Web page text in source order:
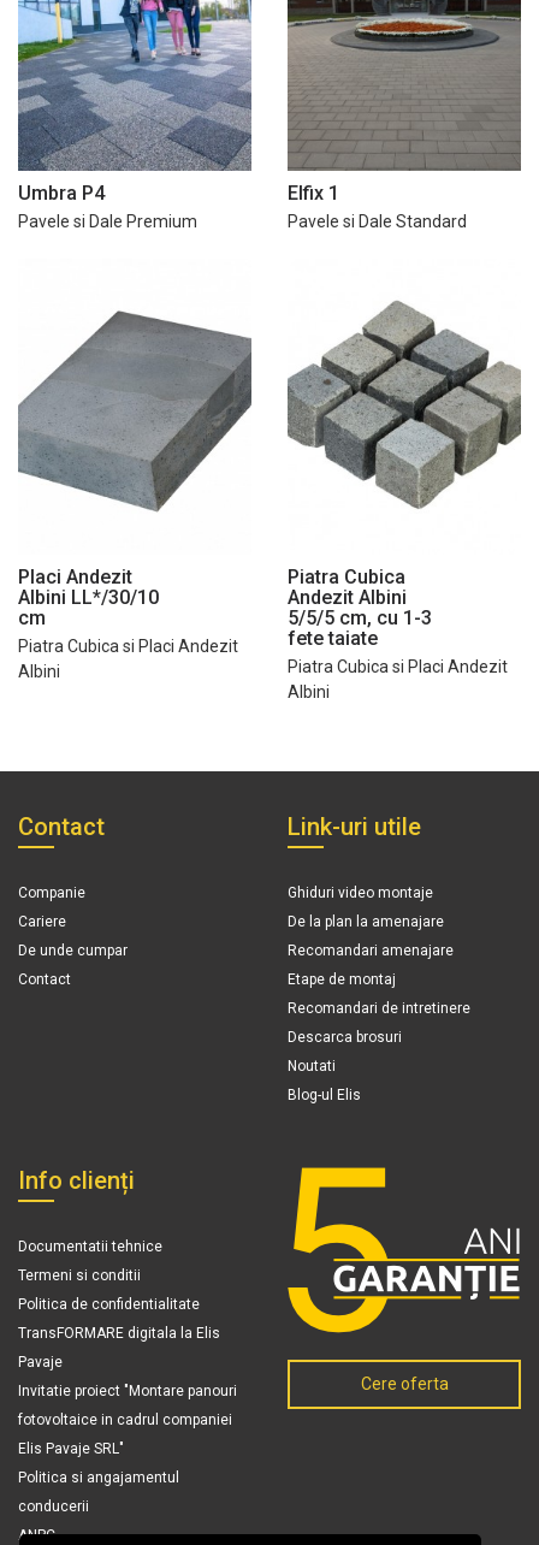
Umbra P4
Pavele si Dale Premium
Elfix 1
Pavele si Dale Standard
Placi Andezit
Albini LL*/30/10
cm
Piatra Cubica si Placi Andezit
Albini
Piatra Cubica
Andezit Albini
5/5/5 cm, cu 1-3
fete taiate
Piatra Cubica si Placi Andezit
Albini
Contact
Companie
Cariere
De unde cumpar
Contact
Link-uri utile
Ghiduri video montaje
De la plan la amenajare
Recomandari amenajare
Etape de montaj
Recomandari de intretinere
Descarca brosuri
Noutati
Blog-ul Elis
Info clienți
Documentatii tehnice
Termeni si conditii
Politica de confidentialitate
TransFORMARE digitala la Elis
Pavaje
Invitatie proiect "Montare panouri
fotovoltaice in cadrul companiei
Elis Pavaje SRL"
Politica si angajamentul
conducerii
ANPC
Cere oferta